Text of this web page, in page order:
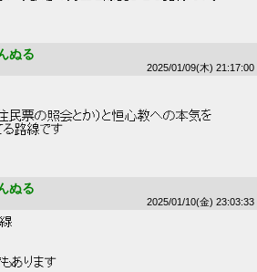
ぬる
2025/01/09(木) 21:17:00
民票の照会とか）と恒心教への本気を
る路線です
ぬる
2025/01/10(金) 23:03:33
あります